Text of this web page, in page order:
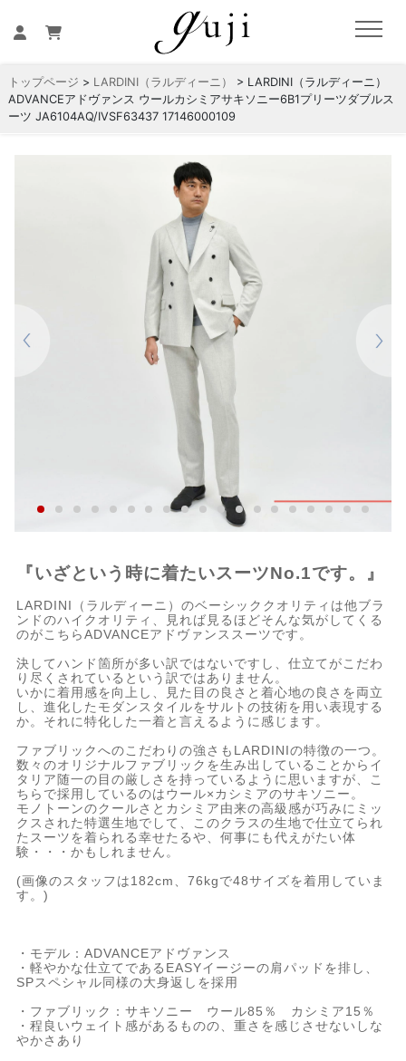
トップページ > LARDINI（ラルディーニ）
> LARDINI（ラルディーニ）
ADVANCEアドヴァンス ウールカシミアサキソニー6B1プリーツダブルス
ーツ JA6104AQ/IVSF63437 17146000109
『いざという時に着たいスーツNo.1です。』
LARDINI（ラルディーニ）のベーシッククオリティは他ブラ
ンドのハイクオリティ、見れば見るほどそんな気がしてくる
のがこちらADVANCEアドヴァンススーツです。
決してハンド箇所が多い訳ではないですし、仕立てがこだわ
り尽くされているという訳ではありません。
いかに着用感を向上し、見た目の良さと着心地の良さを両立
し、進化したモダンスタイルをサルトの技術を用い表現する
か。それに特化した一着と言えるように感じます。
ファブリックへのこだわりの強さもLARDINIの特徴の一つ。
数々のオリジナルファブリックを生み出していることからイ
タリア随一の目の厳しさを持っているように思いますが、こ
ちらで採用しているのはウール×カシミアのサキソニー。
モノトーンのクールさとカシミア由来の高級感が巧みにミッ
クスされた特選生地でして、このクラスの生地で仕立てられ
たスーツを着られる幸せたるや、何事にも代えがたい体
験・・・かもしれません。
(画像のスタッフは182cm、76kgで48サイズを着用していま
す。)
・モデル：ADVANCEアドヴァンス
・軽やかな仕立てであるEASYイージーの肩パッドを排し、
SPスペシャル同様の大身返しを採用
・ファブリック：サキソニー ウール85％ カシミア15％
・程良いウェイト感があるものの、重さを感じさせないしな
やかさあり